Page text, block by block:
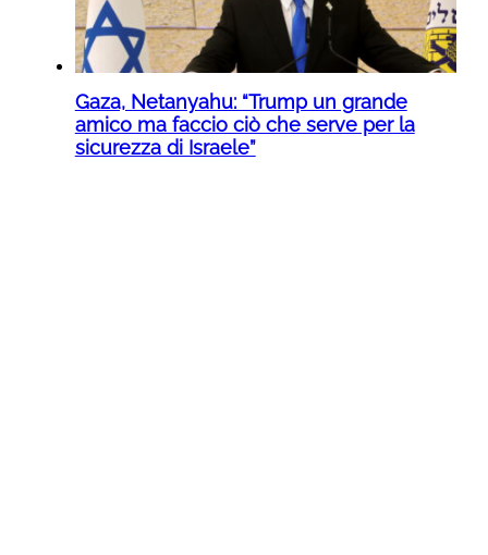
Gaza, Netanyahu: “Trump un grande
amico ma faccio ciò che serve per la
sicurezza di Israele”